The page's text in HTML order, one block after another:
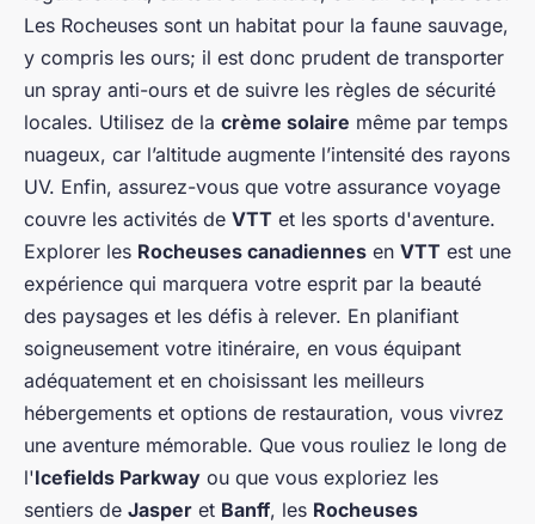
Les Rocheuses sont un habitat pour la faune sauvage,
y compris les ours; il est donc prudent de transporter
un spray anti-ours et de suivre les règles de sécurité
locales. Utilisez de la crème solaire même par temps
nuageux, car l’altitude augmente l’intensité des rayons
UV. Enfin, assurez-vous que votre assurance voyage
couvre les activités de VTT et les sports d'aventure.
Explorer les Rocheuses canadiennes en VTT est une
expérience qui marquera votre esprit par la beauté
des paysages et les défis à relever. En planifiant
soigneusement votre itinéraire, en vous équipant
adéquatement et en choisissant les meilleurs
hébergements et options de restauration, vous vivrez
une aventure mémorable. Que vous rouliez le long de
l'Icefields Parkway ou que vous exploriez les
sentiers de Jasper et Banff, les Rocheuses